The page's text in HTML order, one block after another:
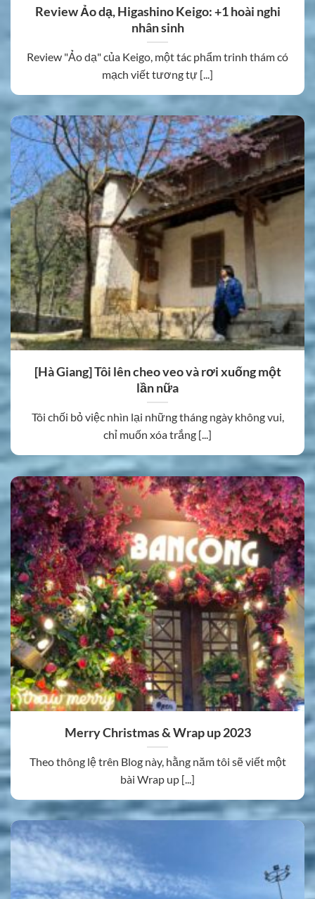
Review Ảo dạ, Higashino Keigo: +1 hoài nghi
nhân sinh
Review "Ảo dạ" của Keigo, một tác phẩm trinh thám có
mạch viết tương tự [...]
[Hà Giang] Tôi lên cheo veo và rơi xuống một
lần nữa
Tôi chối bỏ việc nhìn lại những tháng ngày không vui,
chỉ muốn xóa trắng [...]
Merry Christmas & Wrap up 2023
Theo thông lệ trên Blog này, hằng năm tôi sẽ viết một
bài Wrap up [...]